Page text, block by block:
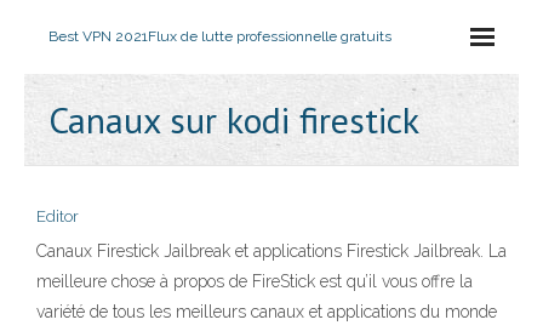
Best VPN 2021Flux de lutte professionnelle gratuits
Canaux sur kodi firestick
Editor
Canaux Firestick Jailbreak et applications Firestick Jailbreak. La
meilleure chose à propos de FireStick est qu’il vous offre la
variété de tous les meilleurs canaux et applications du monde